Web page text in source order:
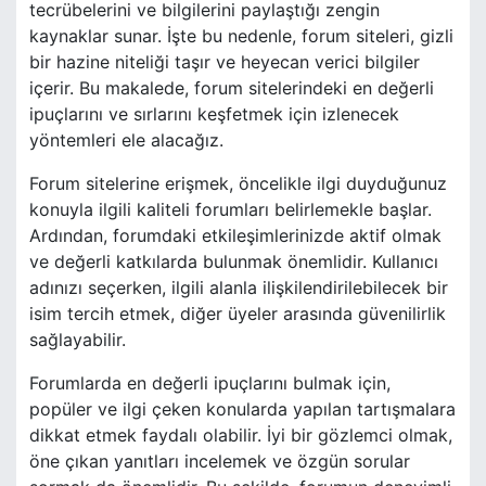
tecrübelerini ve bilgilerini paylaştığı zengin
kaynaklar sunar. İşte bu nedenle, forum siteleri, gizli
bir hazine niteliği taşır ve heyecan verici bilgiler
içerir. Bu makalede, forum sitelerindeki en değerli
ipuçlarını ve sırlarını keşfetmek için izlenecek
yöntemleri ele alacağız.
Forum sitelerine erişmek, öncelikle ilgi duyduğunuz
konuyla ilgili kaliteli forumları belirlemekle başlar.
Ardından, forumdaki etkileşimlerinizde aktif olmak
ve değerli katkılarda bulunmak önemlidir. Kullanıcı
adınızı seçerken, ilgili alanla ilişkilendirilebilecek bir
isim tercih etmek, diğer üyeler arasında güvenilirlik
sağlayabilir.
Forumlarda en değerli ipuçlarını bulmak için,
popüler ve ilgi çeken konularda yapılan tartışmalara
dikkat etmek faydalı olabilir. İyi bir gözlemci olmak,
öne çıkan yanıtları incelemek ve özgün sorular